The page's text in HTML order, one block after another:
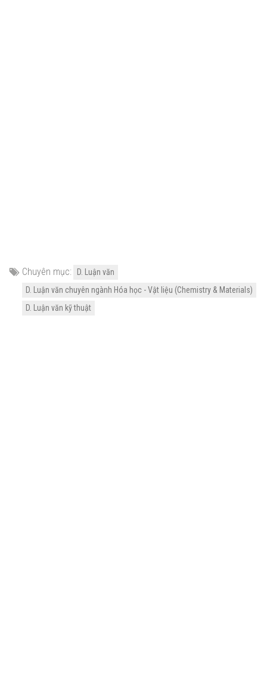
Chuyên mục:
D. Luận văn
D. Luận văn chuyên ngành Hóa học - Vật liệu (Chemistry & Materials)
D. Luận văn kỹ thuật